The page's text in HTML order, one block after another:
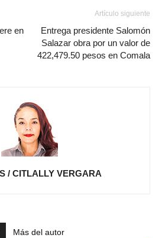
en
Artículo siguiente
Entrega presidente Salomón
Salazar obra por un valor de
422,479.50 pesos en Comala
/ CITLALLY VERGARA
Más del autor